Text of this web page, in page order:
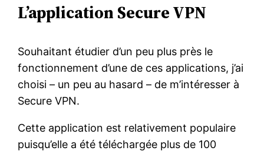
L’application Secure VPN
Souhaitant étudier d’un peu plus près le
fonctionnement d’une de ces applications, j’ai
choisi – un peu au hasard – de m’intéresser à
Secure VPN.
Cette application est relativement populaire
puisqu’elle a été téléchargée plus de 100